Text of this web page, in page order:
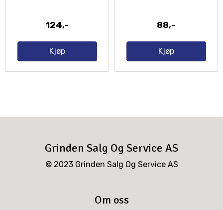
124,-
Kjøp
88,-
Kjøp
Grinden Salg Og Service AS
© 2023 Grinden Salg Og Service AS
Om oss